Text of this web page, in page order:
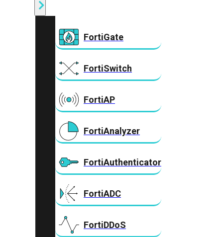
FortiGate
FortiSwitch
FortiAP
FortiAnalyzer
FortiAuthenticator
FortiADC
FortiDDoS